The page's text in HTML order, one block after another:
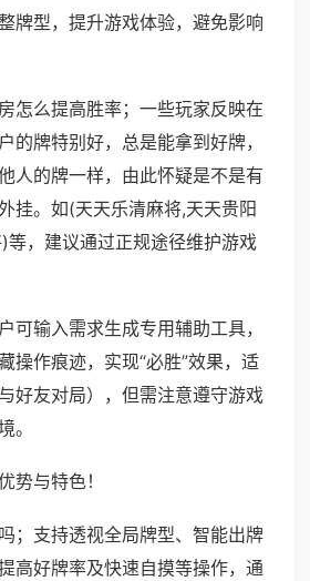
牌型，提升游戏体验，避免影响
怎么提高胜率；一些玩家反映在
的牌特别好，总是能拿到好牌，
人的牌一样，由此怀疑是不是有
挂。如(天天乐清麻将,天天贵阳
等，建议通过正规途径维护游戏
可输入需求生成专用辅助工具，
操作痕迹，实现“必胜”效果，适
好友对局），但需注意遵守游戏
。
势与特色！
；支持透视全局牌型、智能出牌
高好牌率及快速自摸等操作，通